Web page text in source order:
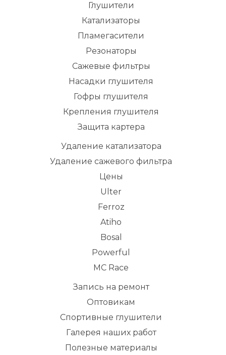
Глушители
Катализаторы
Пламегасители
Резонаторы
Сажевые фильтры
Насадки глушителя
Гофры глушителя
Крепления глушителя
Защита картера
Удаление катализатора
Удаление сажевого фильтра
Цены
Ulter
Ferroz
Atiho
Bosal
Powerful
MC Race
Запись на ремонт
Оптовикам
Спортивные глушители
Галерея наших работ
Полезные материалы